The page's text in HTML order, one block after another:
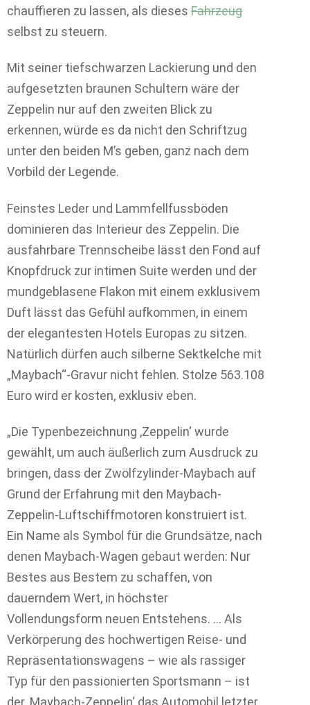
chauffieren zu lassen, als dieses Fahrzeug
selbst zu steuern.
Mit seiner tiefschwarzen Lackierung und den
aufgesetzten braunen Schultern wäre der
Zeppelin nur auf den zweiten Blick zu
erkennen, würde es da nicht den Schriftzug
unter den beiden M’s geben, ganz nach dem
Vorbild der Legende.
Feinstes Leder und Lammfellfussböden
dominieren das Interieur des Zeppelin. Die
ausfahrbare Trennscheibe lässt den Fond auf
Knopfdruck zur intimen Suite werden und der
mundgeblasene Flakon mit einem exklusivem
Duft lässt das Gefühl aufkommen, in einem
der elegantesten Hotels Europas zu sitzen.
Natürlich dürfen auch silberne Sektkelche mit
„Maybach“-Gravur nicht fehlen. Stolze 563.108
Euro wird er kosten, exklusiv eben.
„Die Typenbezeichnung ,Zeppelin‘ wurde
gewählt, um auch äußerlich zum Ausdruck zu
bringen, dass der Zwölfzylinder-Maybach auf
Grund der Erfahrung mit den Maybach-
Zeppelin-Luftschiffmotoren konstruiert ist.
Ein Name als Symbol für die Grundsätze, nach
denen Maybach-Wagen gebaut werden: Nur
Bestes aus Bestem zu schaffen, von
dauerndem Wert, in höchster
Vollendungsform neuen Entstehens. … Als
Verkörperung des hochwertigen Reise- und
Repräsentationswagens – wie als rassiger
Typ für den passionierten Sportsmann – ist
der ,Maybach-Zeppelin‘ das Automobil letzter